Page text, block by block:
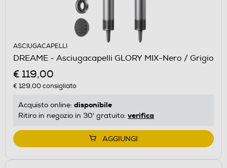
ASCIUGACAPELLI
DREAME - Asciugacapelli GLORY MIX-Nero / Grigio
€ 119,00
€ 129,00consigliato
Acquisto online: disponibile
Ritiro in negozio in 30' gratuito: verifica
AGGIUNGI